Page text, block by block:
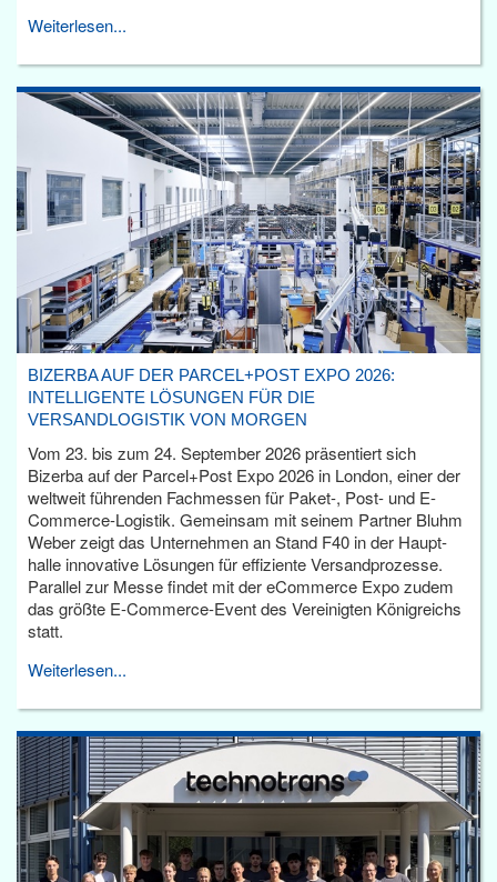
Weiterlesen...
BIZERBA AUF DER PARCEL+POST EXPO 2026:
INTELLIGENTE LÖSUNGEN FÜR DIE
VERSANDLOGISTIK VON MORGEN
Vom 23. bis zum 24. September 2026 präsentiert sich
Bizerba auf der Parcel+Post Expo 2026 in London, einer der
weltweit führenden Fachmessen für Paket-, Post- und E-
Commerce-Logistik. Gemeinsam mit seinem Partner Bluhm
Weber zeigt das Unternehmen an Stand F40 in der Haupt­
halle innovative Lösungen für effiziente Versandprozesse.
Parallel zur Messe findet mit der eCommerce Expo zudem
das größte E-Commerce-Event des Vereinigten Königreichs
statt.
Weiterlesen...